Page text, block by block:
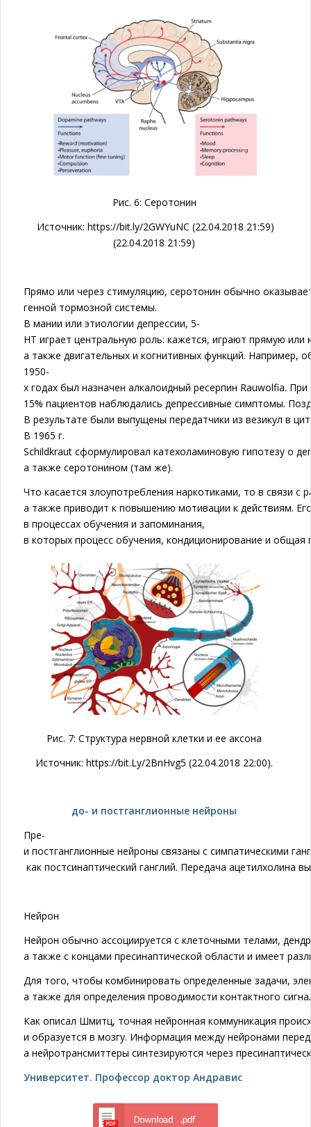
Рис. 6: Серотонин
Источник: https://bit.ly/2GWYuNC (22.04.2018 21:59)
(22.04.2018 21:59)
Прямо или через стимуляцию, серотонин обычно
генной тормозной системы.
В мании или этиологии депрессии, 5-
HT играет центральную роль: кажется, играют прямую или
а также двигательных и когнитивных функций.
1950-
х годах был назначен алкалоидный ресерпин Rauwolfia.
15% пациентов наблюдались депрессивные симптомы.
В результате были выпущены передатчики из везикул в
В 1965 г.
Schildkraut сформулировал катехоламиновую гипотезу о
а также серотонином (там же).
Что касается злоупотребления наркотиками, то в связи
а также приводит к повышению мотивации к действиям.
в процессах обучения и запоминания,
в которых процесс обучения, кондиционирование и
Рис. 7: Структура нервной клетки и ее аксона
Источник: https://bit.Ly/2BnHvg5 (22.04.2018 22:00).
до- и постганглионные нейроны
Пре-
и постганглионные нейроны связаны с симпатическими
как постсинаптический ганглий. Передача ацетилхолина
Нейрон
Нейрон обычно ассоциируется с клеточными телами,
а также с концами пресинаптической области и имеет
Для того, чтобы комбинировать определенные задачи,
а также для определения проводимости контактного
Как описал Шмитц, точная нейронная коммуникация
и образуется в мозгу. Информация между нейронами
а нейротрансмиттеры синтезируются через
Университет. Профессор доктор Андравис